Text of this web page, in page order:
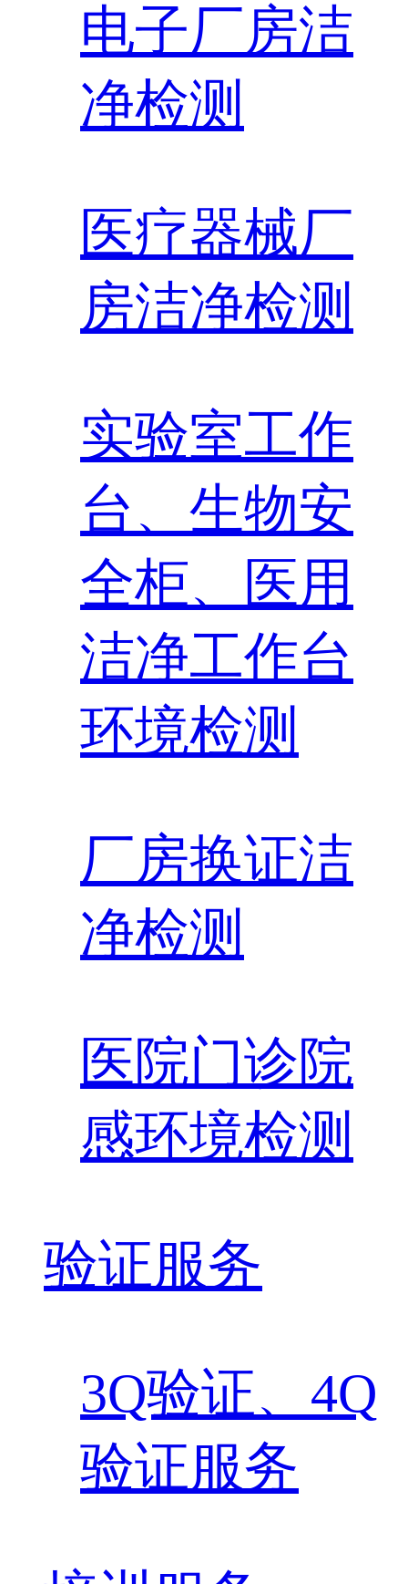
电子厂房洁
净检测
医疗器械厂
房洁净检测
实验室工作
台、生物安
全柜、医用
洁净工作台
环境检测
厂房换证洁
净检测
医院门诊院
感环境检测
验证服务
3Q验证、4Q
验证服务